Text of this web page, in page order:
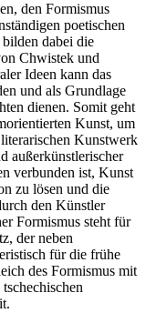
den Formismus
poetischen
dabei die
Chwistek und
Ideen kann das
und als Grundlage
dienen. Somit geht
Kunst, um
Kunstwerk
außerkünstlerischer
verbunden ist, Kunst
zu lösen und die
den Künstler
Formismus steht für
der neben
für die frühe
des Formismus mit